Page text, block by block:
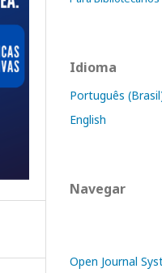
Idioma
Português
English
Navegar
Open Journal